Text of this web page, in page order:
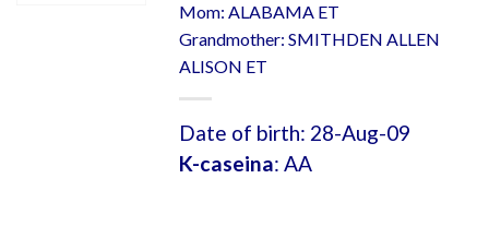
Mom: ALABAMA ET
Grandmother: SMITHDEN ALLEN
ALISON ET
Date of birth: 28-Aug-09
K-caseina: AA